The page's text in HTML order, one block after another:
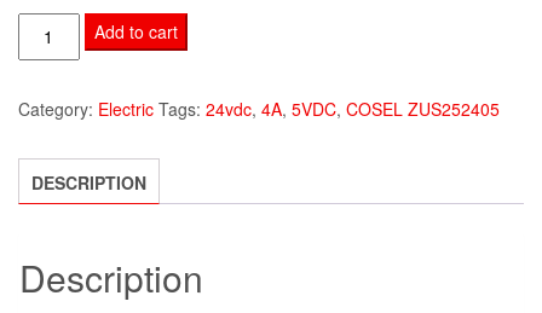
Switching
Power
COSEL
quantity
Add to cart
Category: Electric Tags: 24vdc, 4A, 5VDC, COSEL ZUS252405
DESCRIPTION
Description